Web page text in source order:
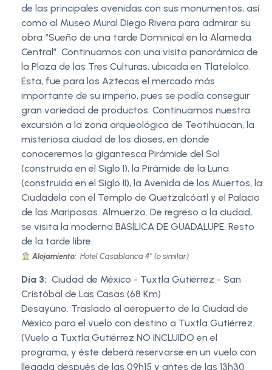
de las principales avenidas con sus monumentos, así
como al Museo Mural Diego Rivera para admirar su
obra “Sueño de una tarde Dominical en la Alameda
Central”. Continuamos con una visita panorámica de
la Plaza de las Tres Culturas, ubicada en Tlatelolco.
Ésta, fue para los Aztecas el mercado más
importante de su imperio, pues se podía conseguir
gran variedad de productos. Continuamos nuestra
excursión a la zona arqueológica de Teotihuacan, la
misteriosa ciudad de los dioses, en donde
conoceremos la gigantesca Pirámide del Sol
(construida en el Siglo I), la Pirámide de la Luna
(construida en el Siglo II), la Avenida de los Muertos, la
Ciudadela con el Templo de Quetzalcóatl y el Palacio
de las Mariposas. Almuerzo. De regreso a la ciudad,
se visita la moderna BASÍLICA DE GUADALUPE. Resto
de la tarde libre.
Alojamiento: Hotel Casablanca 4* (o similar)
Día 3: Ciudad de México - Tuxtla Gutiérrez - San
Cristóbal de Las Casas (68 Km)
Desayuno. Traslado al aeropuerto de la Ciudad de
México para el vuelo con destino a Tuxtla Gutiérrez.
(Vuelo a Tuxtla Gutiérrez NO INCLUIDO en el
programa, y éste deberá reservarse en un vuelo con
llegada después de las 09h15 y antes de las 13h30